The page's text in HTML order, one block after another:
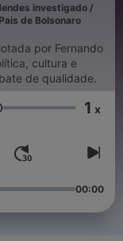
investigado /
de Bolsonaro
por Fernando
cultura e
de qualidade.
Volum 1 x
00:00